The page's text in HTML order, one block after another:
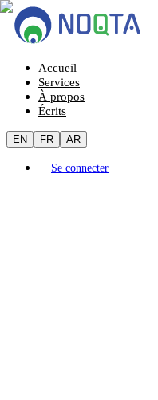
Accueil
Services
À propos
Écrits
EN FR AR
Se connecter